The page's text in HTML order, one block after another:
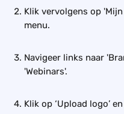
Klik vervolgens op
menu.
Navigeer links naar
'Webinars'.
Klik op ‘Upload logo’